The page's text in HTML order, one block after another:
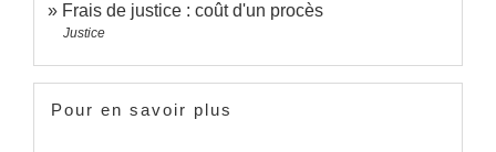
Frais de justice : coût d'un procès
Justice
Pour en savoir plus